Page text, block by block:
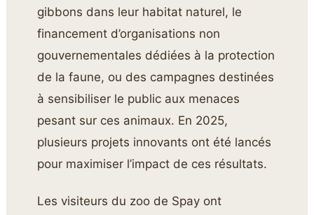
gibbons dans leur habitat naturel, le
financement d’organisations non
gouvernementales dédiées à la protection
de la faune, ou des campagnes destinées
à sensibiliser le public aux menaces
pesant sur ces animaux. En 2025,
plusieurs projets innovants ont été lancés
pour maximiser l’impact de ces résultats.
Les visiteurs du zoo de Spay ont